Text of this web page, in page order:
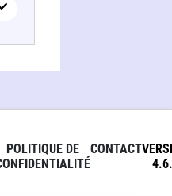
POLITIQUE DE
CONTACT